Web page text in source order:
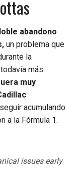
abandono
un problema que
la
más
muy
acumulando
a la Fórmula 1.
issues early